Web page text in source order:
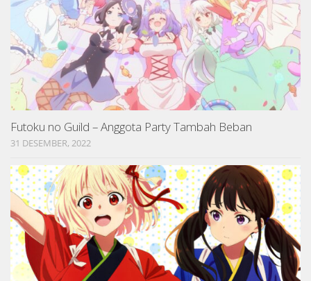
Futoku no Guild – Anggota Party Tambah Beban
31 DESEMBER, 2022